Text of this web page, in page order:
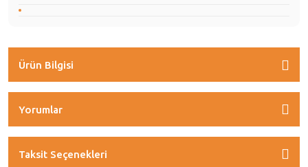
Ürün Bilgisi
Yorumlar
Taksit Seçenekleri